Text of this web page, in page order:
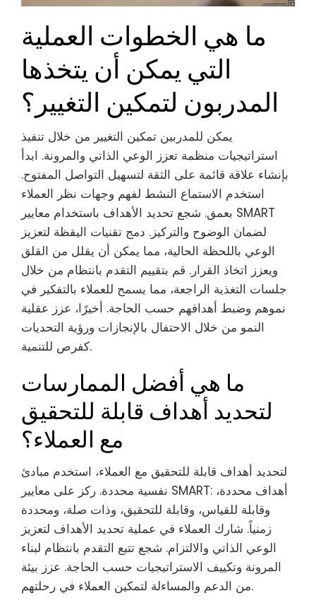
ما هي الخطوات العملية
التي يمكن أن يتخذها
المدربون لتمكين التغيير؟
يمكن للمدربين تمكين التغيير من خلال تنفيذ
استراتيجيات منظمة تعزز الوعي الذاتي والمرونة. ابدأ
بإنشاء علاقة قائمة على الثقة لتسهيل التواصل المفتوح.
استخدم الاستماع النشط لفهم وجهات نظر العملاء
بعمق. شجع تحديد الأهداف باستخدام معايير SMART
لضمان الوضوح والتركيز. دمج تقنيات اليقظة لتعزيز
الوعي باللحظة الحالية، مما يمكن أن يقلل من القلق
ويعزز اتخاذ القرار. قم بتقييم التقدم بانتظام من خلال
جلسات التغذية الراجعة، مما يسمح للعملاء بالتفكير في
نموهم وضبط أهدافهم حسب الحاجة. أخيرًا، عزز عقلية
النمو من خلال الاحتفال بالإنجازات ورؤية التحديات
كفرص للتنمية.
ما هي أفضل الممارسات
لتحديد أهداف قابلة للتحقيق
مع العملاء؟
لتحديد أهداف قابلة للتحقيق مع العملاء، استخدم مبادئ
نفسية محددة. ركز على معايير SMART: أهداف محددة،
وقابلة للقياس، وقابلة للتحقيق، وذات صلة، ومحددة
زمنياً. شارك العملاء في عملية تحديد الأهداف لتعزيز
الوعي الذاتي والالتزام. شجع تتبع التقدم بانتظام لبناء
المرونة وتكييف الاستراتيجيات حسب الحاجة. عزز بيئة
من الدعم والمساءلة لتمكين العملاء في رحلتهم.